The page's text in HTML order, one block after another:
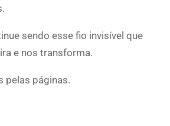
sendo esse fio invisível que
e nos transforma.
pelas páginas.